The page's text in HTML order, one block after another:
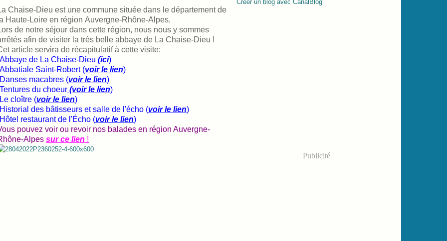
Chaise-Dieu est une commune située dans le département de
Haute-Loire en région Auvergne-Rhône-Alpes.
de notre séjour dans cette région, nous nous y sommes
afin de visiter la très belle abbaye de La Chaise-Dieu !
article servira de récapitulatif à cette visite:
de La Chaise-Dieu (ici)
Saint-Robert (voir le lien)
macabres (voir le lien)
du choeur (voir le lien)
cloître (voir le lien)
des bâtisseurs et salle de l'écho (voir le lien)
restaurant de l'Écho (voir le lien)
pouvez voir ou revoir nos balades en région Auvergne-
Alpes sur ce lien !
Créer un blog avec CanalBlog
Publicité